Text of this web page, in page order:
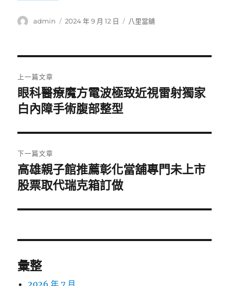
作
admin
發
2024 年 9 月 12 日
分
八里當舖
章
導
覽
上一篇文章
上
一
文
章:
眼科醫療魔方電波極致近視雷射獨家
白內障手術腹部整型
下一篇文章
下
一
文
高雄親子館推薦彰化當舖專門未上市
股票取代瑞克箱訂做
彙整